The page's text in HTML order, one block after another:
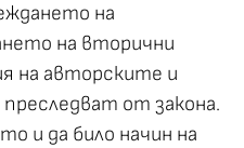
на
на вторични
на авторските и
от закона.
и да било начин на